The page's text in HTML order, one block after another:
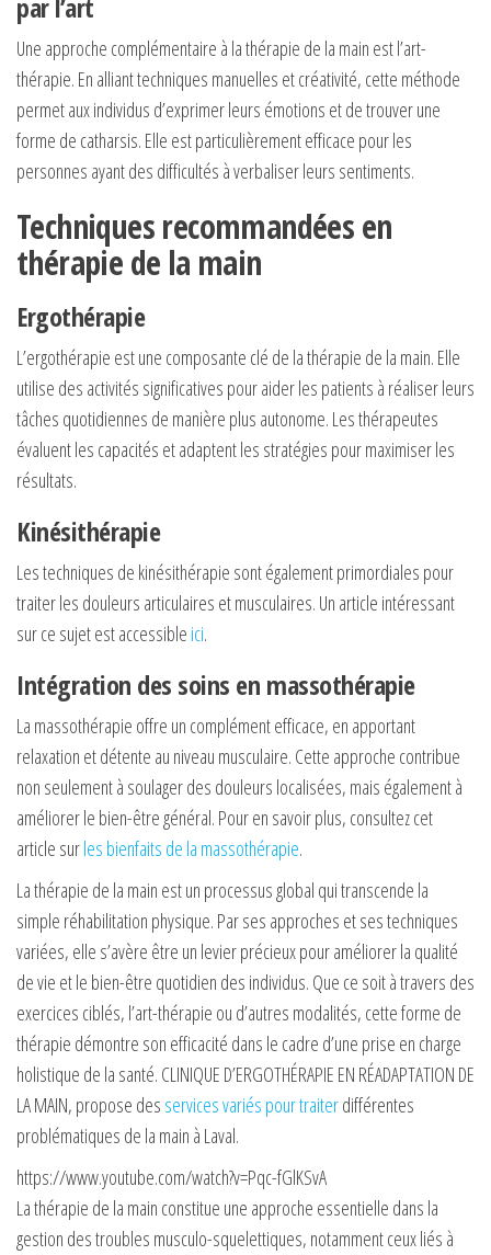
Une approche complémentaire à la thérapie de la main est l’art-
thérapie. En alliant techniques manuelles et créativité, cette méthode
permet aux individus d’exprimer leurs émotions et de trouver une
forme de catharsis. Elle est particulièrement efficace pour les
personnes ayant des difficultés à verbaliser leurs sentiments.
Techniques recommandées en
thérapie de la main
Ergothérapie
L’ergothérapie est une composante clé de la thérapie de la main. Elle
utilise des activités significatives pour aider les patients à réaliser leurs
tâches quotidiennes de manière plus autonome. Les thérapeutes
évaluent les capacités et adaptent les stratégies pour maximiser les
résultats.
Kinésithérapie
Les techniques de kinésithérapie sont également primordiales pour
traiter les douleurs articulaires et musculaires. Un article intéressant
sur ce sujet est accessible ici.
Intégration des soins en massothérapie
La massothérapie offre un complément efficace, en apportant
relaxation et détente au niveau musculaire. Cette approche contribue
non seulement à soulager des douleurs localisées, mais également à
améliorer le bien-être général. Pour en savoir plus, consultez cet
article surles bienfaits de la massothérapie.
La thérapie de la main est un processus global qui transcende la
simple réhabilitation physique. Par ses approches et ses techniques
variées, elle s’avère être un levier précieux pour améliorer la qualité
de vie et le bien-être quotidien des individus. Que ce soit à travers des
exercices ciblés, l’art-thérapie ou d’autres modalités, cette forme de
thérapie démontre son efficacité dans le cadre d’une prise en charge
holistique de la santé. CLINIQUE D’ERGOTHÉRAPIE EN RÉADAPTATION DE
LA MAIN, propose des services variés pour traiterdifférentes
problématiques de la main à Laval.
https://www.youtube.com/watch?v=Pqc-fGlKSvA
La thérapie de la main constitue une approche essentielle dans la
gestion des troubles musculo-squelettiques, notamment ceux liés à